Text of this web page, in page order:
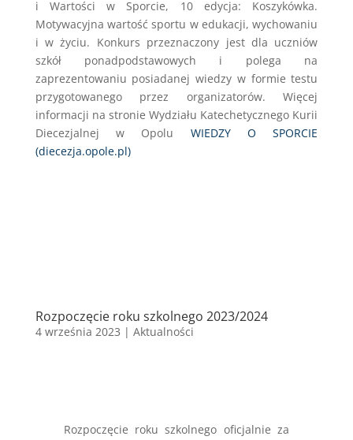
i Wartości w Sporcie, 10 edycja: Koszykówka.
Motywacyjna wartość sportu w edukacji, wychowaniu
i w życiu. Konkurs przeznaczony jest dla uczniów
szkół ponadpodstawowych i polega na
zaprezentowaniu posiadanej wiedzy w formie testu
przygotowanego przez organizatorów. Więcej
informacji na stronie Wydziału Katechetycznego Kurii
Diecezjalnej w Opolu WIEDZY O SPORCIE
(diecezja.opole.pl)
Rozpoczęcie roku szkolnego 2023/2024
4 września 2023 | Aktualności
Rozpoczęcie roku szkolnego oficjalnie za